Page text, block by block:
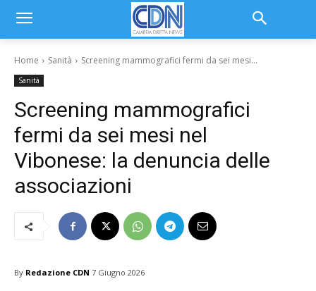
Home Sanità Screening mammografici fermi da sei mesi...
Sanità
Screening mammografici
fermi da sei mesi nel
Vibonese: la denuncia delle
associazioni
By Redazione CDN 7 Giugno 2026